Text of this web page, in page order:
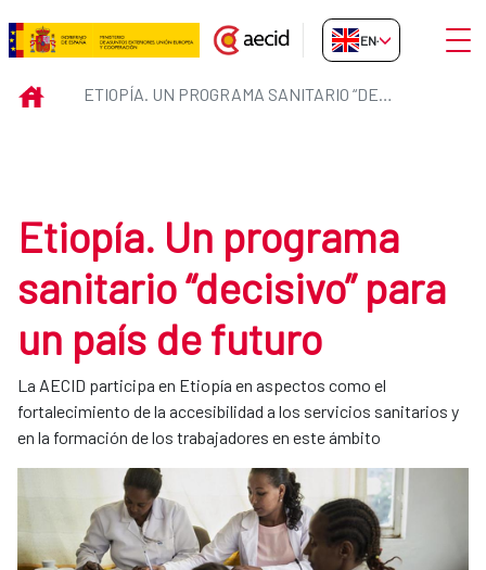
Skip to Main Content
Etiopía. Un programa sanitario
EN-GB
INICIO ETIOPÍA. UN PROGRAMA SANITARIO “DECISIVO” PARA UN PAÍS DE FUTURO
Etiopía. Un programa
sanitario “decisivo” para
un país de futuro
La AECID participa en Etiopía en aspectos como el
fortalecimiento de la accesibilidad a los servicios sanitarios y
en la formación de los trabajadores en este ámbito